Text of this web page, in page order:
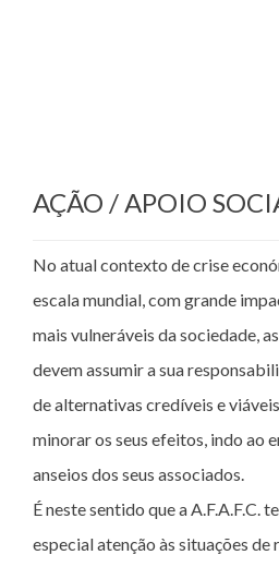
AÇÃO / APOIO
No atual contexto de crise
escala mundial, com grande
mais vulneráveis da sociedade,
devem assumir a sua
de alternativas credíveis e
minorar os seus efeitos, indo ao
anseios dos seus associados.
É neste sentido que a A.F.A.F.C.
especial atenção às situações de